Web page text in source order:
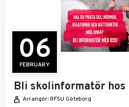
06
FEBRUARY
Bli skolinformatör hos
Arrangör: RFSU Göteborg